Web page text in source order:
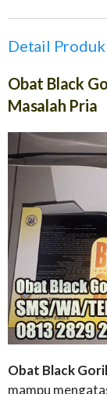
Detail Produk
Obat Black
Masalah Pria
Obat Black
mampu